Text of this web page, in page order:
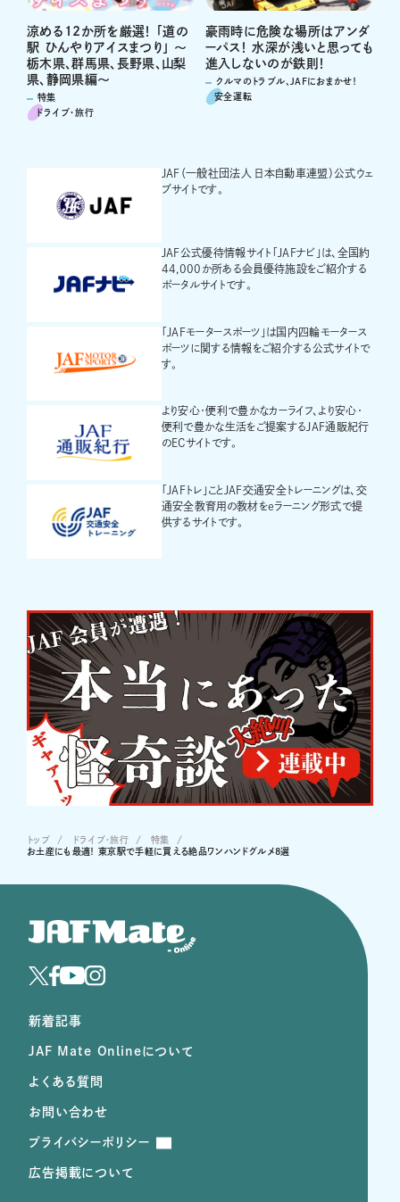
涼める12か所を厳選！ 「道の
駅 ひんやりアイスまつり」 ～
栃木県、群馬県、長野県、山梨
県、静岡県編～
特集
ドライブ･旅行
豪雨時に危険な場所はアンダ
ーパス！ 水深が浅いと思っても
進入しないのが鉄則！
クルマのトラブル、JAFにおまかせ！
安全運転
JAF（一般社団法人 日本自動車連盟）公式ウェ
ブサイトです。
JAF公式優待情報サイト「JAFナビ」は、全国約
44,000か所ある会員優待施設をご紹介する
ポータルサイトです。
「JAFモータースポーツ」は国内四輪モータース
ポーツに関する情報をご紹介する公式サイトで
す。
より安心・便利で豊かなカーライフ、より安心・
便利で豊かな生活をご提案するJAF通販紀行
のECサイトです。
「JAFトレ」ことJAF交通安全トレーニングは、交
通安全教育用の教材をeラーニング形式で提
供するサイトです。
トップ ドライブ･旅行
特集
お土産にも最適！ 東京駅で手軽に買える絶品ワンハンドグルメ8選
新着記事
JAF Mate Onlineについて
よくある質問
お問い合わせ
プライバシーポリシー
広告掲載について